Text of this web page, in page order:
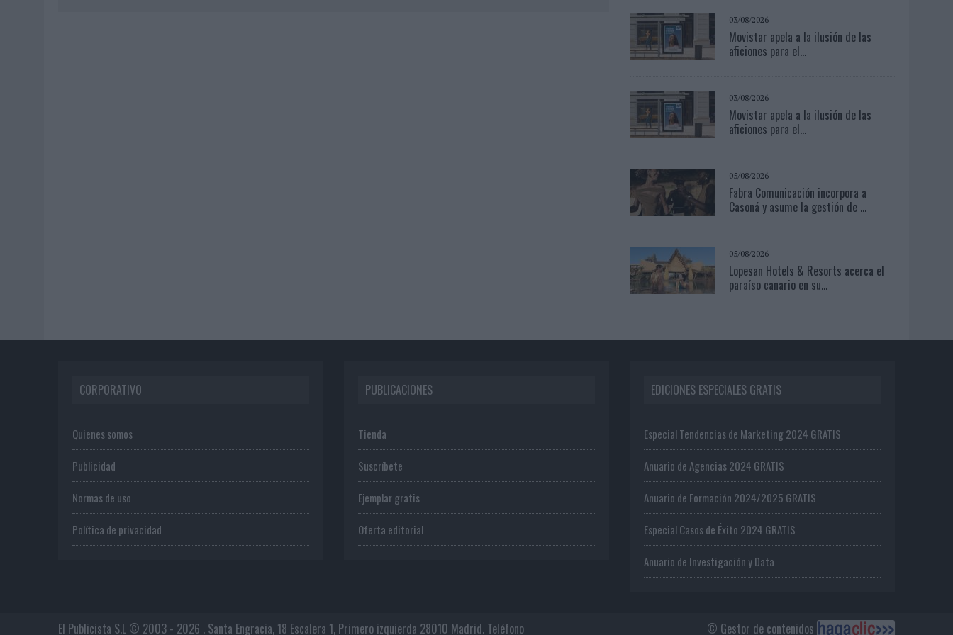
03/08/2026
Movistar apela a la ilusión de las
aficiones para el...
03/08/2026
Movistar apela a la ilusión de las
aficiones para el...
05/08/2026
Fabra Comunicación incorpora a
Casoná y asume la gestión de ...
05/08/2026
Lopesan Hotels & Resorts acerca el
paraíso canario en su...
CORPORATIVO
Quienes somos
Publicidad
Normas de uso
Política de privacidad
PUBLICACIONES
Tienda
Suscríbete
Ejemplar gratis
Oferta editorial
EDICIONES ESPECIALES GRATIS
Especial Tendencias de Marketing 2024 GRATIS
Anuario de Agencias 2024 GRATIS
Anuario de Formación 2024/2025 GRATIS
Especial Casos de Éxito 2024 GRATIS
Anuario de Investigación y Data
© Gestor de contenidos
El Publicista S.L © 2003 - 2026 . Santa Engracia, 18 Escalera 1, Primero izquierda 28010 Madrid. Teléfono